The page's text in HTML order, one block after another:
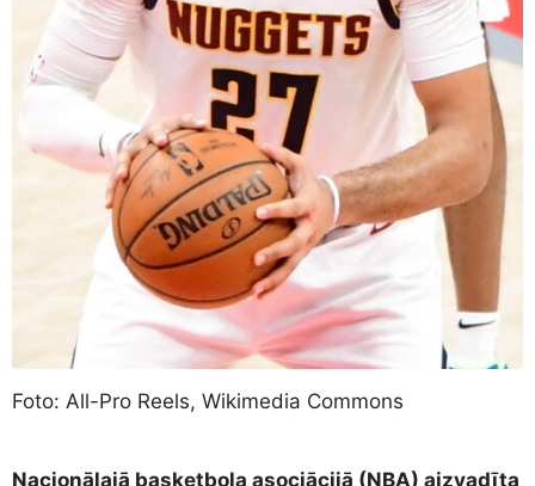
Foto: All-Pro Reels, Wikimedia Commons
Nacionālajā basketbola asociācijā (NBA) aizvadīta